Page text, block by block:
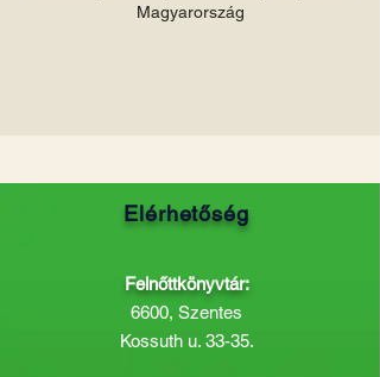
Magyarország
Elérhetőség
Felnőttkönyvtár:
6600, Szentes
Kossuth u. 33-35.